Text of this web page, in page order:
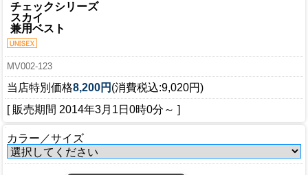
チェックシリーズ
スカイ
兼用ベスト
MV002-123
当店特別価格8,200円 (消費税込:9,020円)
[ 販売期間 2014年3月1日0時0分 ～ ]
カラー／サイズ